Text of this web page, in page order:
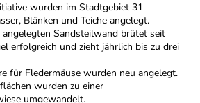
wurden im Stadtgebiet 31
Blänken und Teiche angelegt.
angelegten Sandsteilwand brütet seit
erfolgreich und zieht jährlich bis zu drei
für Fledermäuse wurden neu angelegt.
wurden zu einer
umgewandelt.